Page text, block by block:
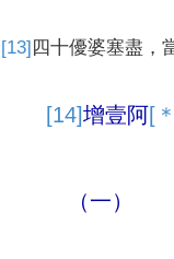
[13] 四十優婆塞盡 ，
[14]增壹阿[
（一）